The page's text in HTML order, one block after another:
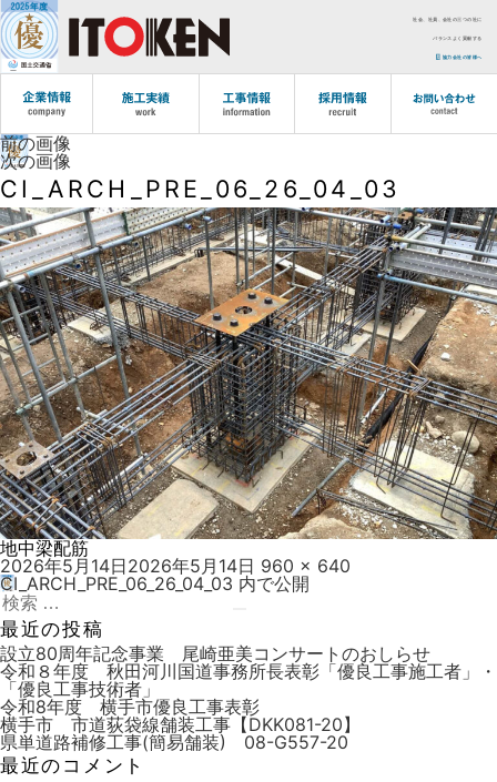
社会、社員、会社の三つの社に
バランスよく貢献する
協力会社の皆様へ
前の画像
次の画像
CI_ARCH_PRE_06_26_04_03
地中梁配筋
投
稿
日:
2026年5月14日2026年5月14日 フ
ル
サ
960 × 640
投
稿
ナ
ビ
ゲ
ー
シ
CI_ARCH_PRE_06_26_04_03 内で公開
検
索:
最近の投稿
設立80周年記念事業 尾崎亜美コンサートのおしらせ
令和８年度 秋田河川国道事務所長表彰「優良工事施工者」・
「優良工事技術者」
令和8年度 横手市優良工事表彰
横手市 市道荻袋線舗装工事【DKK081-20】
県単道路補修工事(簡易舗装) 08-G557-20
最近のコメント